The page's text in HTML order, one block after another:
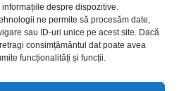
despre dispozitive.
ne permite să procesăm date,
sau ID-uri unice pe acest site. Dacă
consimțământul dat poate avea
funcționalități și funcții.
564